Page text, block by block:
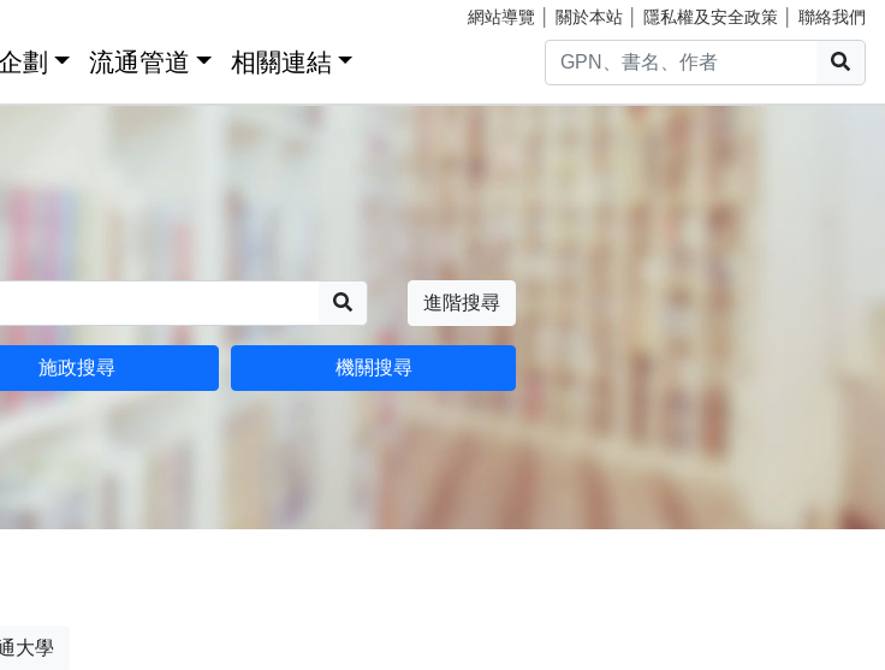
網站導覽 關於本站 隱私權及安全政策 聯絡我們
劃 流通管道 相關連結
進階搜尋
施政搜尋 機關搜尋
大學